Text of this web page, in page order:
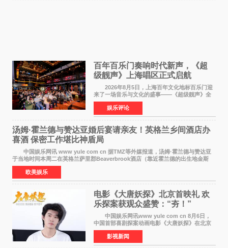
百年百乐门奏响时代新声，《超
级靓声》上海唱区正式启航
2026年8月5日，上海百年文化地标百乐门迎
来了一场音乐与文化的盛事——《超级靓声》全
国励志音乐公益节目上海唱区新闻发布会暨启动
仪式在此隆重举行。各界领导、嘉宾与媒体朋友
齐聚一堂，共同
娱乐评论
汤姆·霍兰德与赞达亚婚后宴请亲友！英格兰乡间酒店办
喜酒 保密工作堪比神盾局
中国娱乐网讯 www yule com cn 据TMZ等外媒报道，汤姆·霍兰德与赞达亚
于当地时间本周二在英格兰萨里郡Beaverbrook酒店（靠近霍兰德的出生地金斯
顿）举办婚宴，邀请家人与朋友们喝喜酒，庆祝
欧美娱乐
电影《大唐妖探》北京首映礼 欢
乐探案获观众盛赞：“夯！”
中国娱乐网讯www yule com cn 8月6日，
中国首部喜剧探案动画电影《大唐妖探》在北京
举办电影首映礼。导演程腾、联合导演黄珉、总
制片人曹紫建、制片人李莹莹，配音导演张喆，
对白指导程寅，领
影视新闻